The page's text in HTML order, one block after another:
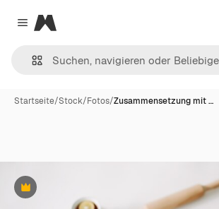
Close menu
Magnific
Startseite/Stock/Fotos/Zusammensetzung mit …
Premium